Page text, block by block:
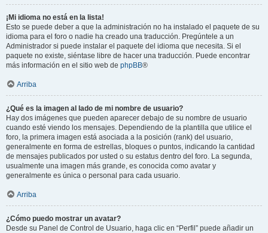
¡Mi idioma no está en la lista!
Esto se puede deber a que la administración no ha instalado el paquete de su
idioma para el foro o nadie ha creado una traducción. Pregúntele a un
Administrador si puede instalar el paquete del idioma que necesita. Si el
paquete no existe, siéntase libre de hacer una traducción. Puede encontrar
más información en el sitio web de phpBB®
Arriba
¿Qué es la imagen al lado de mi nombre de usuario?
Hay dos imágenes que pueden aparecer debajo de su nombre de usuario
cuando esté viendo los mensajes. Dependiendo de la plantilla que utilice el
foro, la primera imagen está asociada a la posición (rank) del usuario,
generalmente en forma de estrellas, bloques o puntos, indicando la cantidad
de mensajes publicados por usted o su estatus dentro del foro. La segunda,
usualmente una imagen más grande, es conocida como avatar y
generalmente es única o personal para cada usuario.
Arriba
¿Cómo puedo mostrar un avatar?
Desde su Panel de Control de Usuario, haga clic en “Perfil” puede añadir un